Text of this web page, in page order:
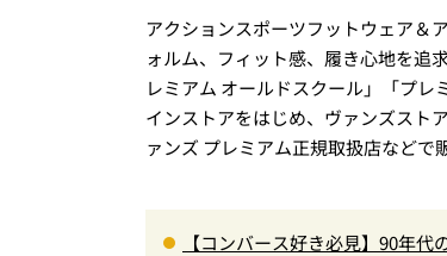
アクションスポーツフットウェア＆
ォルム、フィット感、履き心地を追
レミアム オールドスクール」「プレ
インストアをはじめ、ヴァンズスト
ァンズ プレミアム正規取扱店などで
【コンバース好き必見】90年